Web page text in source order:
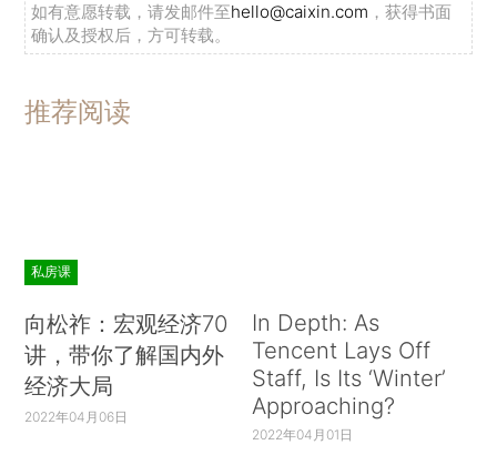
如有意愿转载，请发邮件至hello@caixin.com ，获得书面
确认及授权后，方可转载。
推荐阅读
私房课
向松祚：宏观经济70
讲，带你了解国内外
经济大局
2022年04月06日
In Depth: As
Tencent Lays Off
Staff, Is Its ‘Winter’
Approaching?
2022年04月01日